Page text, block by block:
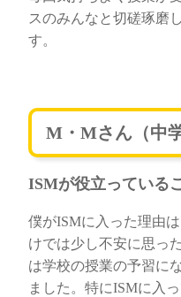
スのみんなと切磋琢磨
す。
M・Mさん（中
ISMが役立っている
僕がISMに入った理由
けでは少し不安に思っ
は学校の授業の予習に
ました。特にISMに入